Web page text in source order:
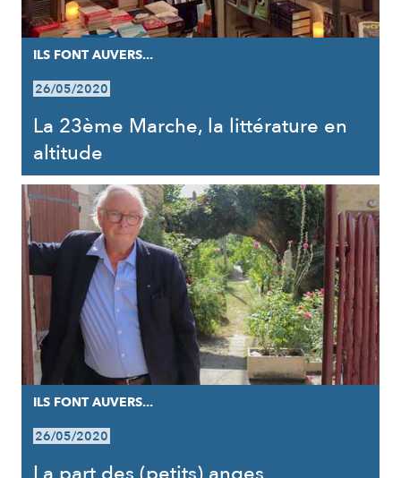
ILS FONT AUVERS...
26/05/2020
La 23ème Marche, la littérature en
altitude
ILS FONT AUVERS...
26/05/2020